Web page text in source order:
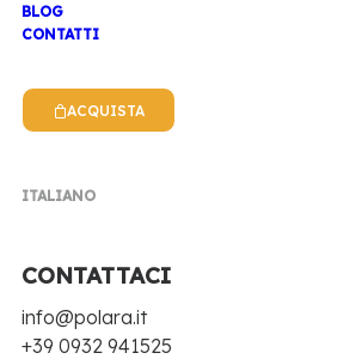
BLOG
CONTATTI
ACQUISTA
ITALIANO
CONTATTACI
info@polara.it
+39 0932 941525
NEWS POLARA